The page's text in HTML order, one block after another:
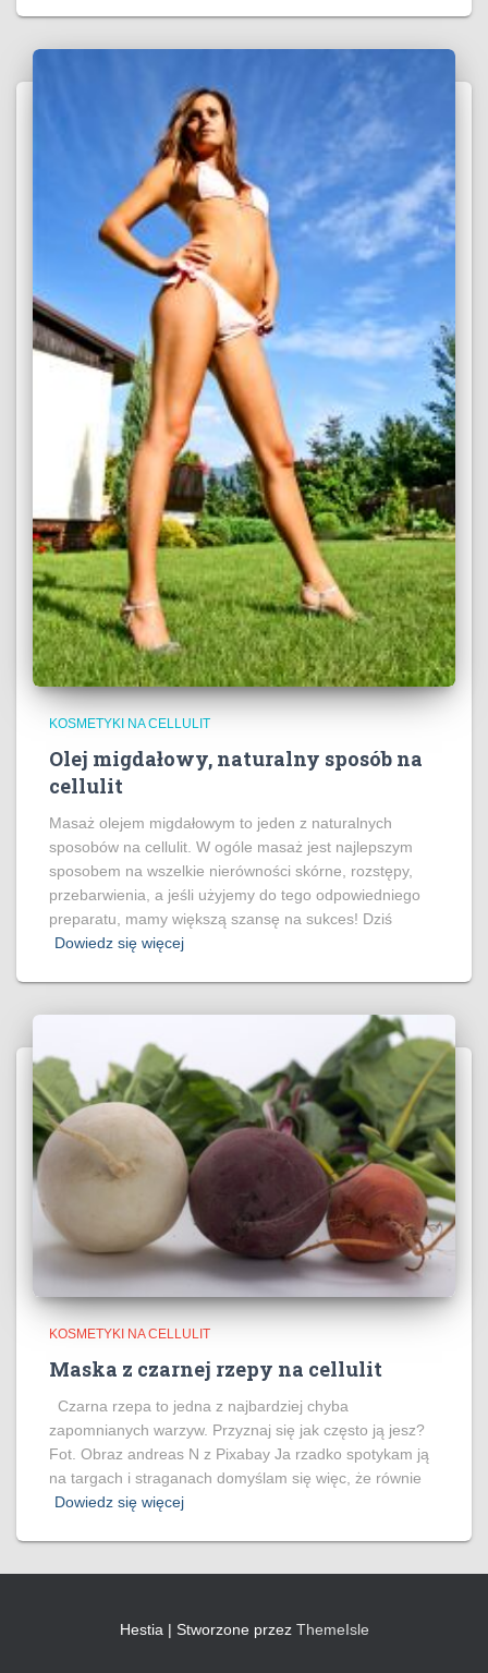
KOSMETYKI NA CELLULIT
Olej migdałowy, naturalny sposób na
cellulit
Masaż olejem migdałowym to jeden z naturalnych
sposobów na cellulit. W ogóle masaż jest najlepszym
sposobem na wszelkie nierówności skórne, rozstępy,
przebarwienia, a jeśli użyjemy do tego odpowiedniego
preparatu, mamy większą szansę na sukces! Dziś
Dowiedz się więcej
KOSMETYKI NA CELLULIT
Maska z czarnej rzepy na cellulit
Czarna rzepa to jedna z najbardziej chyba
zapomnianych warzyw. Przyznaj się jak często ją jesz?
Fot. Obraz andreas N z Pixabay Ja rzadko spotykam ją
na targach i straganach domyślam się więc, że równie
Dowiedz się więcej
Hestia | Stworzone przez ThemeIsle